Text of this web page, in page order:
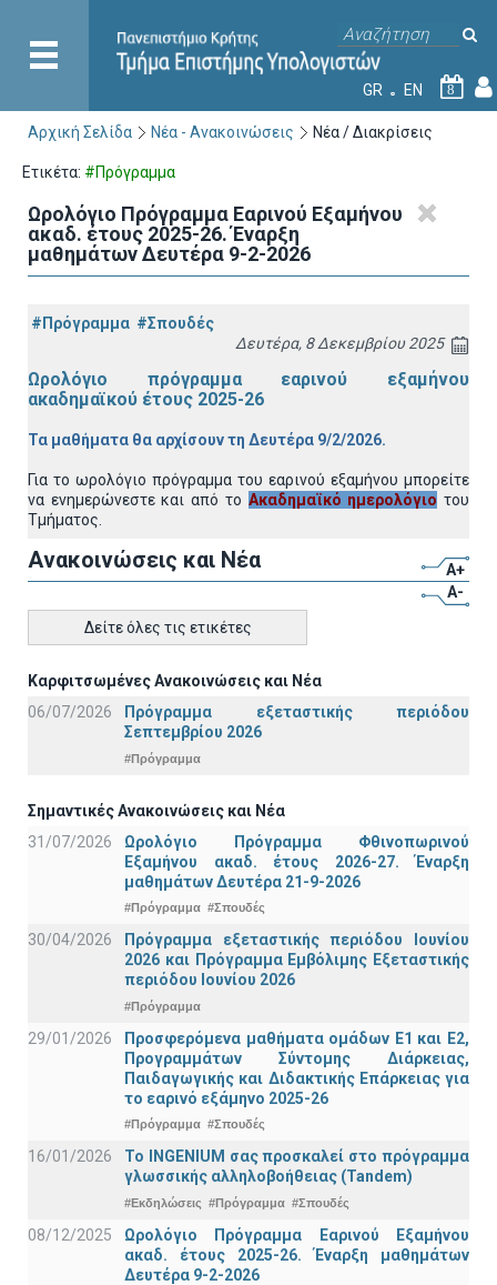
GR EN 8
Αρχική Σελίδα Νέα - Ανακοινώσεις Νέα / Διακρίσεις
Ετικέτα: #Πρόγραμμα
Ωρολόγιο Πρόγραμμα Εαρινού Εξαμήνου
ακαδ. έτους 2025-26. Έναρξη
μαθημάτων Δευτέρα 9-2-2026
#Πρόγραμμα #Σπουδές
Δευτέρα, 8 Δεκεμβρίου 2025
Ωρολόγιο πρόγραμμα εαρινού εξαμήνου
ακαδημαϊκού έτους 2025-26
Τα μαθήματα θα αρχίσουν τη Δευτέρα 9/2/2026.
Για το ωρολόγιο πρόγραμμα του εαρινού εξαμήνου μπορείτε
να ενημερώνεστε και από το Ακαδημαϊκό ημερολόγιο του
Τμήματος.
Ανακοινώσεις και Νέα
A+
A-
Δείτε όλες τις ετικέτες
Καρφιτσωμένες Ανακοινώσεις και Νέα
06/07/2026
Πρόγραμμα εξεταστικής περιόδου
Σεπτεμβρίου 2026
#Πρόγραμμα
Σημαντικές Ανακοινώσεις και Νέα
31/07/2026
Ωρολόγιο Πρόγραμμα Φθινοπωρινού
Εξαμήνου ακαδ. έτους 2026-27. Έναρξη
μαθημάτων Δευτέρα 21-9-2026
#Πρόγραμμα #Σπουδές
30/04/2026
Πρόγραμμα εξεταστικής περιόδου Ιουνίου
2026 και Πρόγραμμα Εμβόλιμης Εξεταστικής
περιόδου Ιουνίου 2026
#Πρόγραμμα
29/01/2026
Προσφερόμενα μαθήματα ομάδων Ε1 και Ε2,
Προγραμμάτων Σύντομης Διάρκειας,
Παιδαγωγικής και Διδακτικής Επάρκειας για
το εαρινό εξάμηνο 2025-26
#Πρόγραμμα #Σπουδές
16/01/2026
Το INGENIUM σας προσκαλεί στο πρόγραμμα
γλωσσικής αλληλοβοήθειας (Tandem)
#Εκδηλώσεις #Πρόγραμμα #Σπουδές
08/12/2025
Ωρολόγιο Πρόγραμμα Εαρινού Εξαμήνου
ακαδ. έτους 2025-26. Έναρξη μαθημάτων
Δευτέρα 9-2-2026